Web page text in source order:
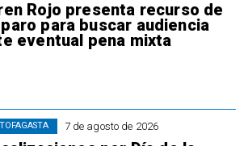
Rojo presenta recurso de
para buscar audiencia
eventual pena mixta
7 de agosto de 2026